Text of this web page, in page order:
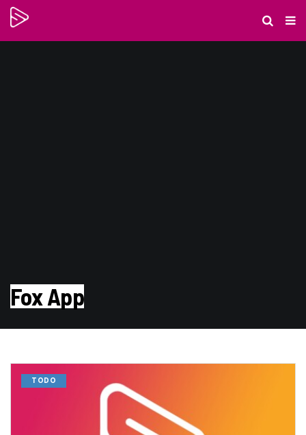
Fox App
TODO